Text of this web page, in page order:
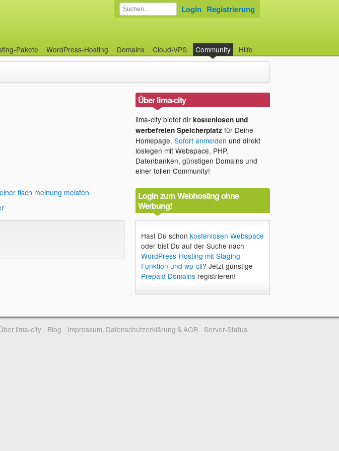
Pakete WordPress-Hosting Domains Cloud-VPS Community Hilfe
Login Registrierung
fisch meinung meisten
Über lima-city
lima-city bietet dir kostenlosen und
werbefreien Speicherplatzfür Deine
Homepage. Sofort anmelden und direkt
loslegen mit Webspace, PHP,
Datenbanken, günstigen Domains und
einer tollen Community!
Login zum Webhosting ohne
Werbung!
Hast Du schon kostenlosen Webspace
oder bist Du auf der Suche nach
WordPress-Hosting mit Staging-
Funktion und wp-cli? Jetzt günstige
Prepaid Domainsregistrieren!
lima-city Blog Impressum, Datenschutzerklärung & AGB Server-Status